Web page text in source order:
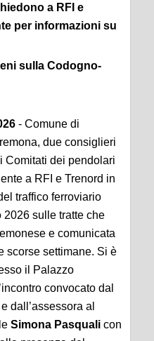
a RFI e
per informazioni su
sulla Codogno-
- Comune di
due consiglieri
Comitati dei pendolari
a RFI e Trenord in
traffico ferroviario
sulle tratte che
e comunicata
scorse settimane. Si è
il Palazzo
convocato dal
e dall’assessora al
Simona Pasquali con